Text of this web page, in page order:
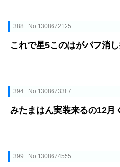
388: No.1308672125+
これで星5このはがバフ消
394: No.1308673387+
みたまはん実装来るの12月
399: No.1308674555+